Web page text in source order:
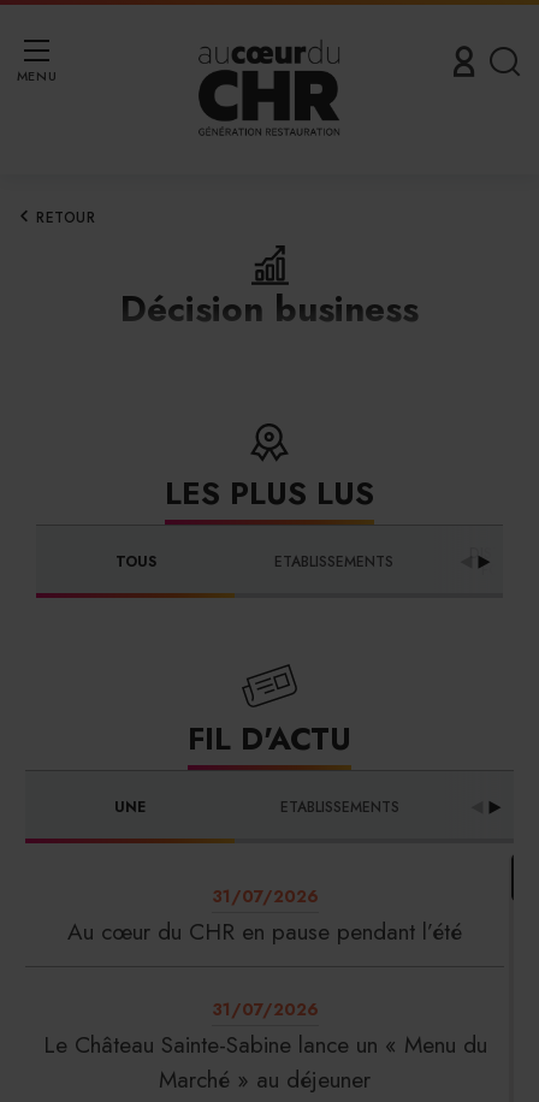
MENU
RETOUR
Décision business
LES PLUS LUS
TOUS ETABLISSEMENTS
FIL D'ACTU
UNE ETABLISSEMENTS
31/07/2026
Au cœur du CHR en pause pendant l’été
31/07/2026
Le Château Sainte-Sabine lance un « Menu du
Marché » au déjeuner